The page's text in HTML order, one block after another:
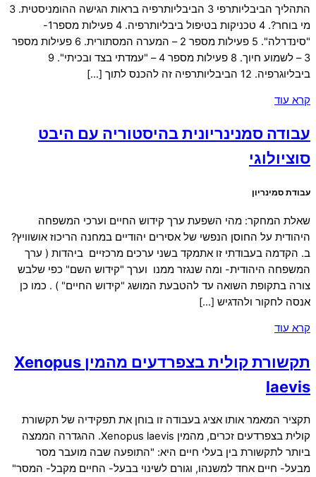
התהליך הביבליותרפי 3 הביבליותרפיה בראות הגישה ההומניסטית. 3
מי בוחר?. 4 טכניקות בטיפול ביבליותרפיה. 4 פעילות מספר1-
"סינדרלה". 5 פעילות מספר 2 – המערה המסתורית. 6 פעילות מספר
3 – לשמוע חיוך. 8 פעילות מספר 4 – "עמדתי בצד ובכיתי". 9
ביבליוגרפיה. 12 הביבליותרפיה זה להכנס לתוך […]
קרא עוד
עבודה סמנינריונית בהיסטוריה עם היבט
סוציולוגי
עבודת סמינריון
שאלת המחקר: מהי השפעת ערך קידוש החיים וערכי המשפחה
היהודית על החוסן הנפשי של אסירים יהודיים במחנה הריכוז אושוויץ?
ב. הקדמה בעבודתי זו אתמקד בשני ערכים מרכזיים ביהדות ( ערך
המשפחה היהודית- ומה שנגזר ממנו וערך "קידוש השם" כפי שלבש
צורה בתקופת השואה עד להטבעת המושג "קידוש החיים" ) . כמו כן
אנסה לחקור ולהדגיש […]
קרא עוד
תקשורת קולית בצפרדעים מהמין Xenopus
laevis
תקציר המאמר אותו אציג בעבודה זו בוחן את תפקידיה של תקשורת
קולית בצפרדעים זכרים, מהמין Xenopus laevis. ההגדרה הממצה
ביותר לתקשורת בין בעלי חיים היא: "התופעה שבה מועבר מסר
מבעל- חיים אחד למשנהו, וגורם לשינוי בבעל- החיים מקבל- המסר"